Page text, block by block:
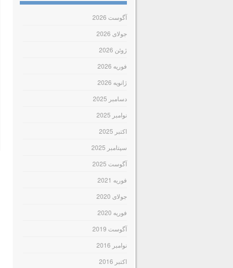
آگوست 2026
جولای 2026
ژوئن 2026
فوریه 2026
ژانویه 2026
دسامبر 2025
نوامبر 2025
اکتبر 2025
سپتامبر 2025
آگوست 2025
فوریه 2021
جولای 2020
فوریه 2020
آگوست 2019
نوامبر 2016
اکتبر 2016